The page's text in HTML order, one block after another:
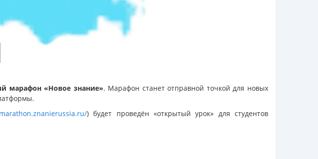
марафон «Новое знание». Марафон станет отправной точкой для новых
) будет проведён «открытый урок» для студентов